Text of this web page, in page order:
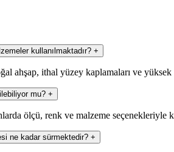
kullanılmaktadır? +
ahşap, ithal yüzey kaplamaları ve
mu? +
ölçü, renk ve malzeme seçenekleriyle
ne kadar sürmektedir? +